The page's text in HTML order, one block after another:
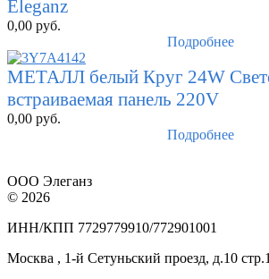
Eleganz
0,00 руб.
Подробнее
МЕТАЛЛ белый Круг 24W
встраиваемая панель 220V
0,00 руб.
Подробнее
ООО Элеганз
© 2026
ИНН/КПП 7729779910/772901001
Москва , 1-й Сетуньский проезд, д.10